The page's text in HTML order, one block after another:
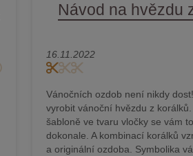
Návod na hvězdu
16.11.2022
Vánočních ozdob není nikdy
vyrobit vánoční hvězdu z
šabloně ve tvaru vločky se vám
dokonale. A kombinací korálků
a originální ozdoba. Symbolika